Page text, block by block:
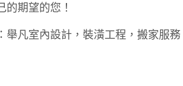
期望的您！
舉凡室內設計，裝潢工程，搬家服